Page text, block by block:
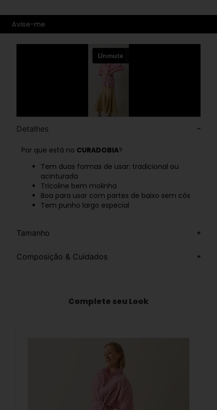
Avise-me
Detalhes
Por que está no CURADOBIA?
Tem duas formas de usar: tradicional ou
acinturada
Tricoline bem molinha
Boa para usar com partes de baixo sem cós
Tem punho largo especial
Tamanho
Composição & Cuidados
Complete seu Look